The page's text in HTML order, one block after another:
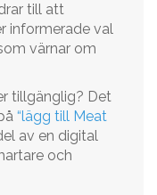
till att
informerade val
värnar om
tillgänglig? Det
“lägg till Meat
av en digital
och